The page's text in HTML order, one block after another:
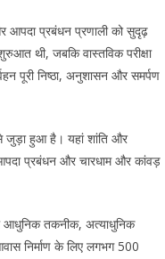
आपदा प्रबंधन प्रणाली को सुदृढ़
थी, जबकि वास्तविक परीक्षा
पूरी निष्ठा, अनुशासन और समर्पण
जुड़ा हुआ है। यहां शांति और
प्रबंधन और चारधाम और कांवड़
आधुनिक तकनीक, अत्याधुनिक
निर्माण के लिए लगभग 500